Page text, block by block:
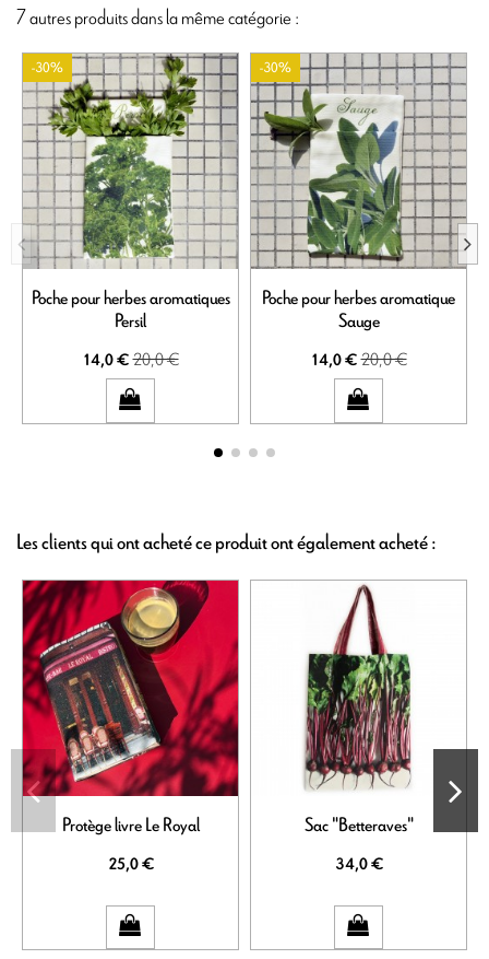
7 autres produits dans la même catégorie :
-30%
Poche pour herbes aromatiques
Persil
14,0 €20,0 €
-30%
Poche pour herbes aromatique
Sauge
14,0 €20,0 €
Les clients qui ont acheté ce produit ont également acheté :
Protège livre Le Royal
25,0 €
Sac "Betteraves"
34,0 €